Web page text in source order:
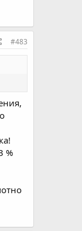
#483
%